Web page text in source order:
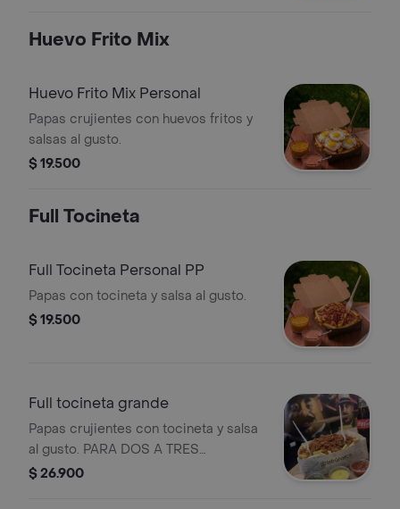
Huevo Frito Mix
Huevo Frito Mix Personal
Papas crujientes con huevos fritos y
salsas al gusto.
$ 19.500
Full Tocineta
Full Tocineta Personal PP
Papas con tocineta y salsa al gusto.
$ 19.500
Full tocineta grande
Papas crujientes con tocineta y salsa
al gusto. PARA DOS A TRES
PERSONAS
$ 26.900